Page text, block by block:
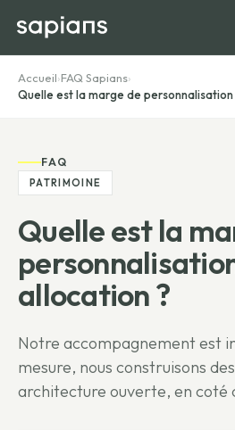
Accueil›FAQ Sapians›
Quelle est la marge de
FAQ
PATRIMOINE
Quelle est la
allocation ?
Notre accompagnement est
mesure, nous construisons
architecture ouverte, en coté